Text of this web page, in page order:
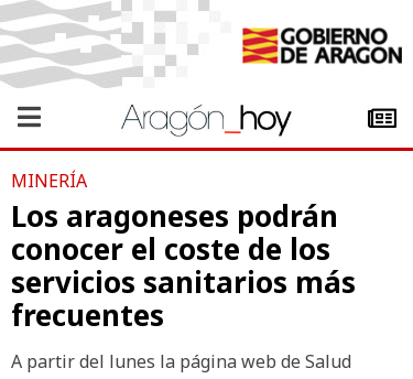
MINERÍA
Los aragoneses podrán
conocer el coste de los
servicios sanitarios más
frecuentes
A partir del lunes la página web de Salud